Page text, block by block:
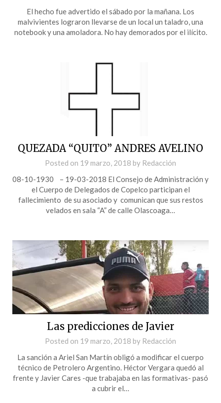
El hecho fue advertido el sábado por la mañana. Los
malvivientes lograron llevarse de un local un taladro, una
notebook y una amoladora. No hay demorados por el ilícito.
QUEZADA “QUITO” ANDRES AVELINO
Posted on 19 marzo, 2018 by Redacción
08-10-1930 – 19-03-2018 El Consejo de Administración y
el Cuerpo de Delegados de Copelco participan el
fallecimiento de su asociado y comunican que sus restos
velados en sala “A” de calle Olascoaga…
Las predicciones de Javier
Posted on 19 marzo, 2018 by Redacción
La sanción a Ariel San Martín obligó a modificar el cuerpo
técnico de Petrolero Argentino. Héctor Vergara quedó al
frente y Javier Cares -que trabajaba en las formativas- pasó
a cubrir el…